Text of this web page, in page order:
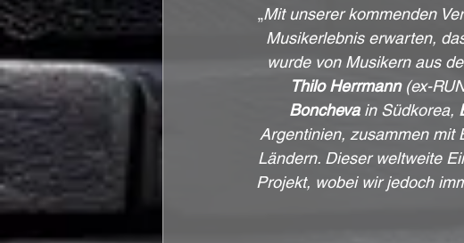
„Mit unserer kommenden
Musikerlebnis erwarten,
wurde von Musikern aus
Thilo Herrmann (ex-
Boncheva in Südkorea,
Argentinien, zusammen mit
Ländern. Dieser weltweite
Projekt, wobei wir jedoch